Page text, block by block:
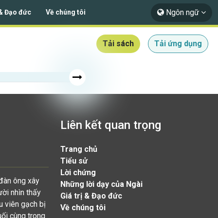
Đạo đức Về chúng tôi Ngôn ngữ
Tải sách Tải ứng dụng
ông xây
nhìn thấy
viên gạch bị
cùng trong
Liên kết quan trọng
Trang chủ
Tiểu sử
Lời chứng
Những lời dạy của Ngài
Giá trị & Đạo đức
Về chúng tôi